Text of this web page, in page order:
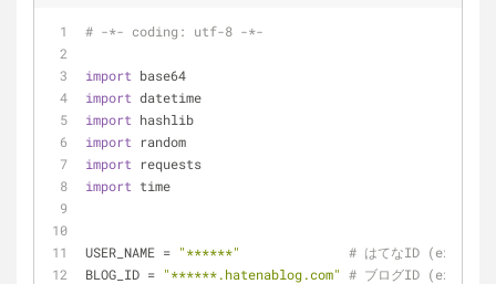
# -*- coding: utf-8 -*-
import base64
import datetime
import hashlib
import random
import requests
import time
USER_NAME = "******"
# はてなID (ex:
BLOG_ID = "******.hatenablog.com" # ブログID (ex: